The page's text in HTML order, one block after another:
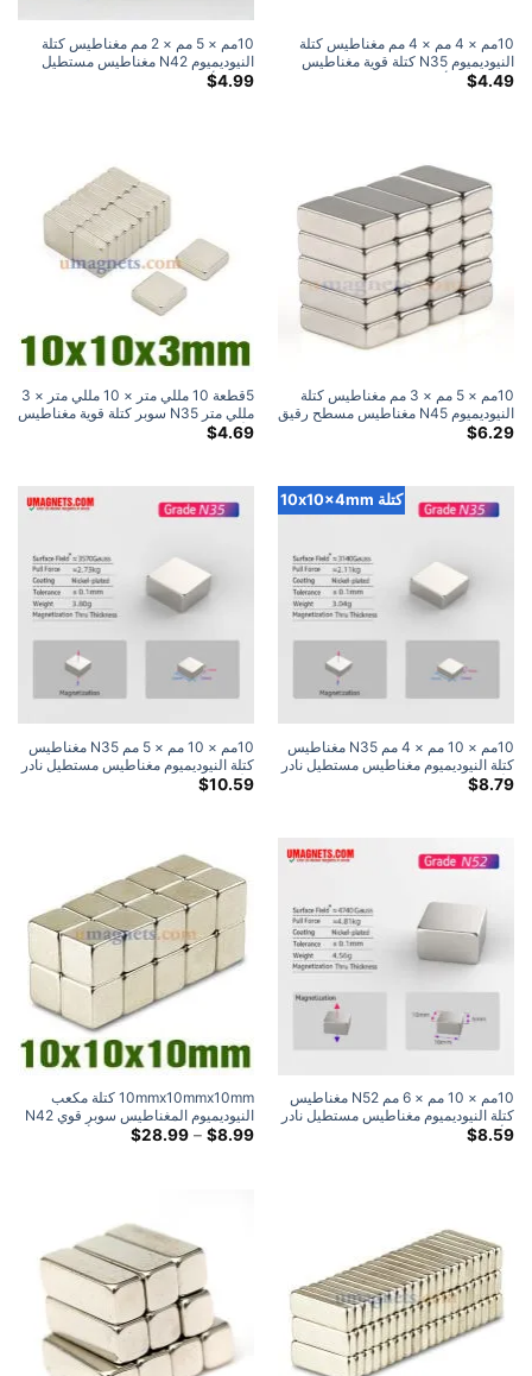
10مم × 4 مم × 4 مم مغناطيس كتلة
النيوديميوم N35 كتلة قوية مغناطيس
مستطيل للأرض النادرة مكان شراء
$4.49
10مم × 5 مم × 2 مم مغناطيس كتلة
النيوديميوم N42 مغناطيس مستطيل
قوي للأرض النادرة للبيع 10x5x2mm
$4.99
10مم × 5 مم × 3 مم مغناطيس كتلة
النيوديميوم N45 مغناطيس مسطح رقيق
$6.29
5قطعة 10 مللي متر × 10 مللي متر × 3
مللي متر N35 سوبر كتلة قوية مغناطيس
الأرض النادرة مغناطيس النيوديميوم
$4.69
كتلة 10x10x4mm
10مم × 10 مم × 4 مم N35 مغناطيس
كتلة النيوديميوم مغناطيس مستطيل نادر
$8.79
10مم × 10 مم × 5 مم N35 مغناطيس
كتلة النيوديميوم مغناطيس مستطيل نادر
للأرض مغناطيس حرفي (20 علية)
$10.59
10مم × 10 مم × 6 مم N52 مغناطيس
كتلة النيوديميوم مغناطيس مستطيل نادر
للأرض مغناطيس حرفي (5 علية)
$8.59
10mmx10mmx10mm كتلة مكعب
النيوديميوم المغناطيس سوبر قوي N42
مكعب مغناطيس نادر كتلة الأرض
$8.99
–
$28.99 النطاق